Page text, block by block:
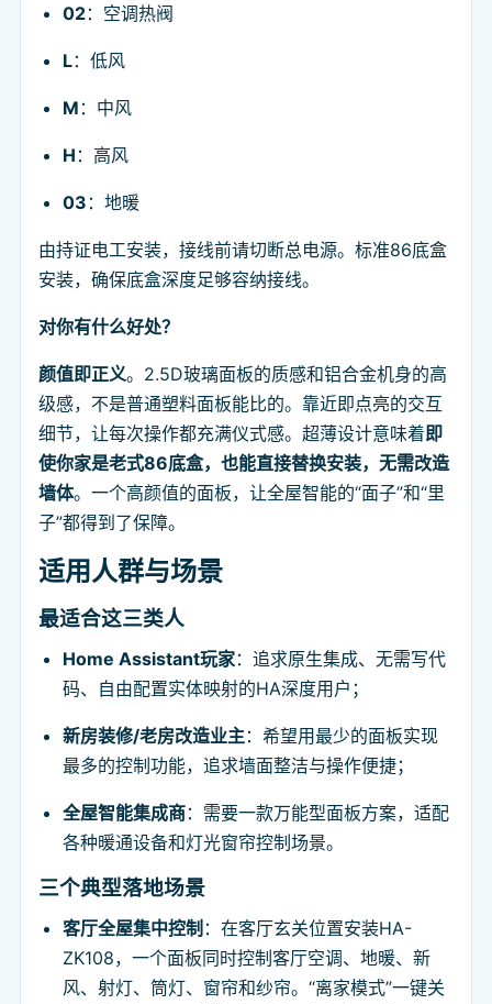
02：空调热阀
L：低风
M ：中风
H ：高风
03 ：地暖
由持证电工安装，接线前请切断总电源。标准86底盒
安装，确保底盒深度足够容纳接线。
对你有什么好处？
颜值即正义。2.5D玻璃面板的质感和铝合金机身的高
级感，不是普通塑料面板能比的。靠近即点亮的交互
细节，让每次操作都充满仪式感。超薄设计意味着即
使你家是老式86底盒，也能直接替换安装，无需改造
墙体。一个高颜值的面板，让全屋智能的“面子”和“里
子”都得到了保障。
适用人群与场景
最适合这三类人
Home Assistant玩家：追求原生集成、无需写代
码、自由配置实体映射的HA深度用户；
新房装修/老房改造业主 ：希望用最少的面板实现
最多的控制功能，追求墙面整洁与操作便捷；
全屋智能集成商：需要一款万能型面板方案，适配
各种暖通设备和灯光窗帘控制场景。
三个典型落地场景
客厅全屋集中控制 ：在客厅玄关位置安装HA-
ZK108，一个面板同时控制客厅空调、地暖、新
风、射灯、筒灯、窗帘和纱帘。“离家模式”一键关